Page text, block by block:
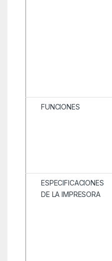
FUNCIONES
ESPECIFICACIONES
DE LA IMPRESORA